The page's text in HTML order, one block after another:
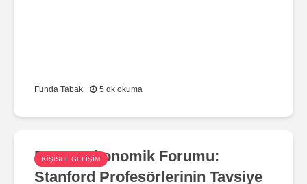
Funda Tabak 5 dk okuma
KIŞISEL GELIŞIM
Dünya Ekonomik Forumu:
Stanford Profesörlerinin Tavsiye